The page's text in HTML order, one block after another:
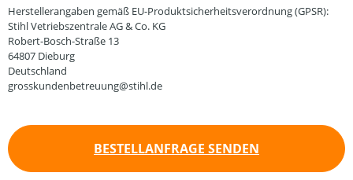
Herstellerangaben gemäß EU-Produktsicherheitsverordnung (GPSR):
Stihl Vetriebszentrale AG & Co. KG
Robert-Bosch-Straße 13
64807 Dieburg
Deutschland
grosskundenbetreuung@stihl.de
BESTELLANFRAGE SENDEN